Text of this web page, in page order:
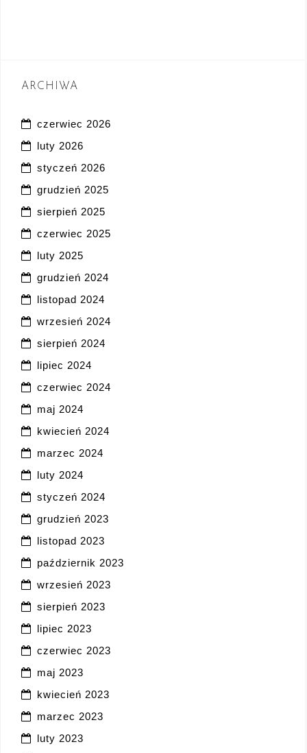
ARCHIWA
czerwiec 2026
luty 2026
styczeń 2026
grudzień 2025
sierpień 2025
czerwiec 2025
luty 2025
grudzień 2024
listopad 2024
wrzesień 2024
sierpień 2024
lipiec 2024
czerwiec 2024
maj 2024
kwiecień 2024
marzec 2024
luty 2024
styczeń 2024
grudzień 2023
listopad 2023
październik 2023
wrzesień 2023
sierpień 2023
lipiec 2023
czerwiec 2023
maj 2023
kwiecień 2023
marzec 2023
luty 2023